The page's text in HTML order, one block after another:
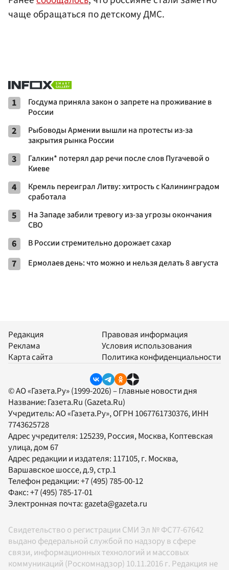
чаще обращаться по детскому ДМС.
1
Госдума приняла закон о запрете на проживание в
России
2
Рыбоводы Армении вышли на протесты из-за
закрытия рынка России
3
Галкин* потерял дар речи после слов Пугачевой о
Киеве
4
Кремль переиграл Литву: хитрость с Калининградом
сработала
5
На Западе забили тревогу из-за угрозы окончания
СВО
6 В России стремительно дорожает сахар
7 Ермолаев день: что можно и нельзя делать 8 августа
Редакция
Реклама
Карта сайта
Правовая информация
Условия использования
Политика конфиденциальности
© АО «Газета.Ру» (1999-2026) – Главные новости дня
Название: Газета.Ru (Gazeta.Ru)
Учредитель:АО «Газета.Ру», ОГРН 1067761730376, ИНН
7743625728
Адрес учредителя: 125239, Россия, Москва, Коптевская
улица, дом 67
Адрес редакции и издателя: 117105, г. Москва,
Варшавское шоссе, д.9, стр.1
Телефон редакции:+7 (495) 785-00-12
Факс:+7 (495) 785-17-01
Электронная почта: gazeta@gazeta.ru
Свидетельство о регистрации СМИ Эл № ФС77-67642
выдано федеральной службой по надзору в сфере
связи, информационных технологий и массовых
коммуникаций (Роскомнадзор) 10.11.2016 г. Редакция не